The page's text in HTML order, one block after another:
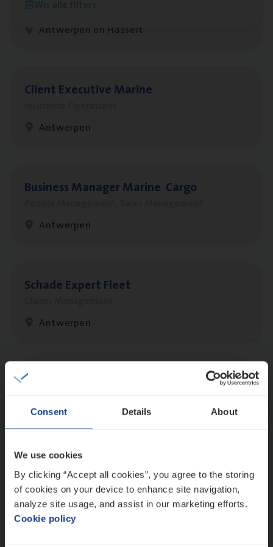
Consent Details About
We use cookies
By clicking “Accept all cookies”, you agree to the storing
of cookies on your device to enhance site navigation,
analyze site usage, and assist in our marketing efforts.
Cookie policy
Wis alle filters
Insurance Operations
Antwerpen en Hasselt
Client Exe­cu­ti­ve Marine
Antwerpen
Busi­ness Mana­ger Mari­ne Cargo
Antwerpen
Scha­de Expert Fleet
Antwerpen
Cus­to­mer Care Expert
Customer Services
Claims­hand­ler Fleet&Bike
Claims Management